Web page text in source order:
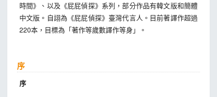
時間》、以及《屁屁偵探》系列，部分作品有韓文版和簡體
中文版。自詡為《屁屁偵探》臺灣代言人。目前著譯作超過
220本，目標為「著作等歲數譯作等身」。
序
序